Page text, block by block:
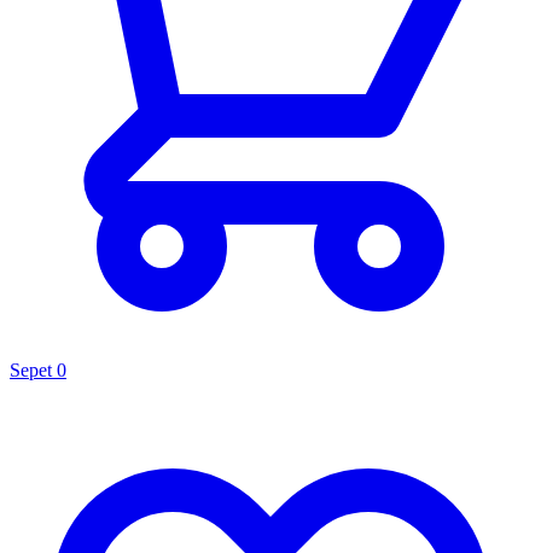
Sepet 0